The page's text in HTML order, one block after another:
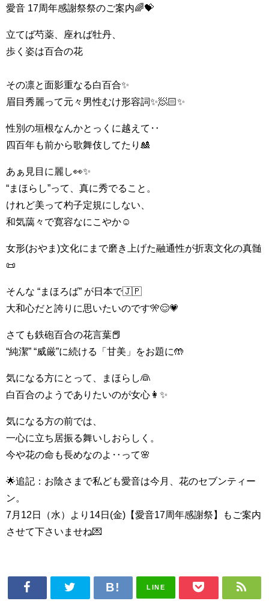
愛音 17周年感謝祭祭のご案内🌈💝
立てば芍薬、座れば牡丹、
歩く姿は百合の花
その凛と面影重なる白百合✨
眉目秀麗って元々男性むけ形容詞✨🧖🏻✨
性別の垣根なんかとっくに越えて‥
四百年も前から歌舞伎してたり🎎
あぁ見目に麗し👀✨
“まほらし”って、真に秀でること。
けれど美って杓子定規にしない、
和気藹々で寛容なにこやか☺️
女形(おやま)文化にまで磨き上げた融通性が折衷文化の真髄
📜
そんな “まほろば” が日本で🇯🇵
大和心だと誇りに思いたいのです🎌😌💗
さても鉄砲百合の花言葉📕
“純潔” “威厳”に続ける「甘美」をお題に🤲
気になる方にとって、まほらし👰
白百合のようでありたいのが女心👩✨
気になる方の前では、
一心に立ち居振る舞いしおらしく。
今や花の命も長めなのよ‥って🌸
🌟追記：お陰さまで私ども愛音は今月、花のセブンティー
ン。
7月12日（水）より14日(金)【愛音17周年感謝祭】もご案内
させて下さいませね💌
LINE